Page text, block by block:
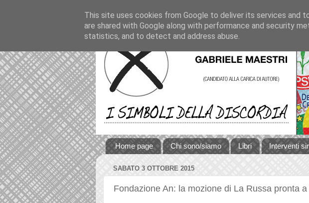
Home page Chi sono/siamo Libri Interventi
SABATO 3 OTTOBRE 2015
Fondazione An: la mozione di La Russa pronta
This site uses cookies from Google to deliver its services and
are shared with Google along with performance and security
statistics, and to detect and address abuse.